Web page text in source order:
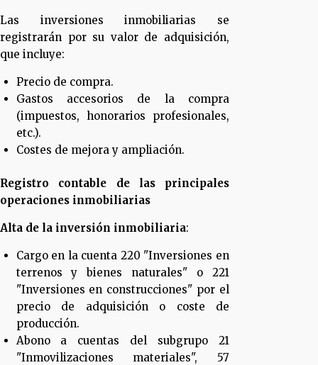
Las inversiones inmobiliarias se
registrarán por su valor de adquisición,
que incluye:
Precio de compra.
Gastos accesorios de la compra
(impuestos, honorarios profesionales,
etc.).
Costes de mejora y ampliación.
Registro contable de las principales
operaciones inmobiliarias
Alta de la inversión inmobiliaria:
Cargo en la cuenta 220 "Inversiones en
terrenos y bienes naturales" o 221
"Inversiones en construcciones" por el
precio de adquisición o coste de
producción.
Abono a cuentas del subgrupo 21
"Inmovilizaciones materiales", 57